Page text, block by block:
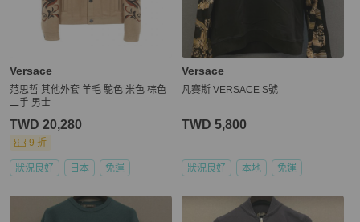
Versace
范思哲 其他外套 羊毛 駝色 米色 棕色
二手 男士
TWD 20,280
9 折
狀況良好 日本 免運
Versace
凡賽斯 VERSACE S號
TWD 5,800
狀況良好 本地 免運